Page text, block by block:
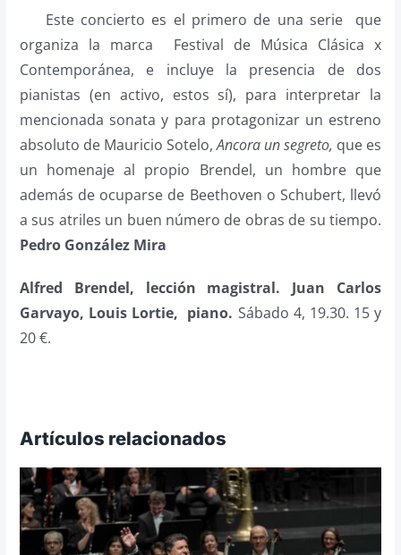
Este concierto es el primero de una serie que
organiza la marca Festival de Música Clásica x
Contemporánea, e incluye la presencia de dos
pianistas (en activo, estos sí), para interpretar la
mencionada sonata y para protagonizar un estreno
absoluto de Mauricio Sotelo,Ancora un segreto, que es
un homenaje al propio Brendel, un hombre que
además de ocuparse de Beethoven o Schubert, llevó
a sus atriles un buen número de obras de su tiempo.
Pedro González Mira
Alfred Brendel, lección magistral. Juan Carlos
Garvayo, Louis Lortie, piano. Sábado 4, 19.30. 15 y
20 €.
Artículos relacionados